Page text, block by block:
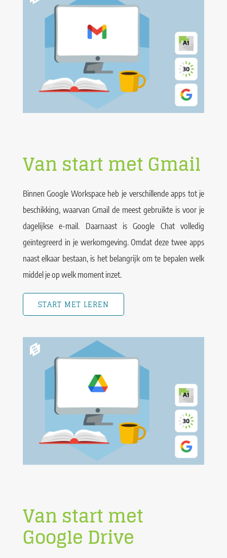
Van start met Gmail
Binnen Google Workspace heb je verschillende apps tot je
beschikking, waarvan Gmail de meest gebruikte is voor je
dagelijkse e-mail. Daarnaast is Google Chat volledig
geïntegreerd in je werkomgeving. Omdat deze twee apps
naast elkaar bestaan, is het belangrijk om te bepalen welk
middel je op welk moment inzet.
START MET LEREN
Van start met
Google Drive